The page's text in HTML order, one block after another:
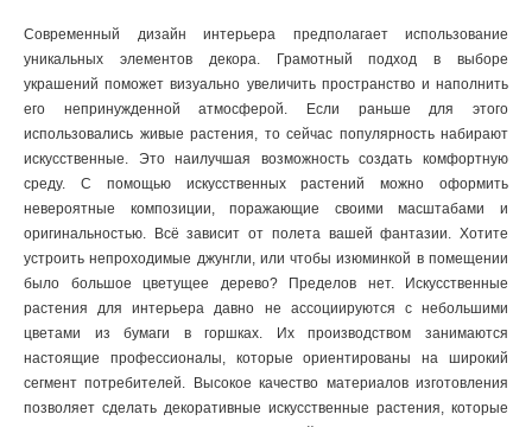
Современный дизайн интерьера предполагает использование
уникальных элементов декора. Грамотный подход в выборе
украшений поможет визуально увеличить пространство и наполнить
его непринужденной атмосферой. Если раньше для этого
использовались живые растения, то сейчас популярность набирают
искусственные. Это наилучшая возможность создать комфортную
среду. С помощью искусственных растений можно оформить
невероятные композиции, поражающие своими масштабами и
оригинальностью. Всё зависит от полета вашей фантазии. Хотите
устроить непроходимые джунгли, или чтобы изюминкой в помещении
было большое цветущее дерево? Пределов нет. Искусственные
растения для интерьера давно не ассоциируются с небольшими
цветами из бумаги в горшках. Их производством занимаются
настоящие профессионалы, которые ориентированы на широкий
сегмент потребителей. Высокое качество материалов изготовления
позволяет сделать декоративные искусственные растения, которые